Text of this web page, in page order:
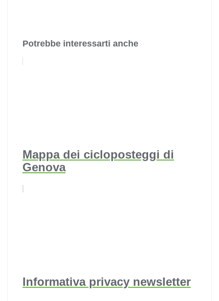
Potrebbe interessarti anche
Mappa dei cicloposteggi di
Genova
Informativa privacy newsletter